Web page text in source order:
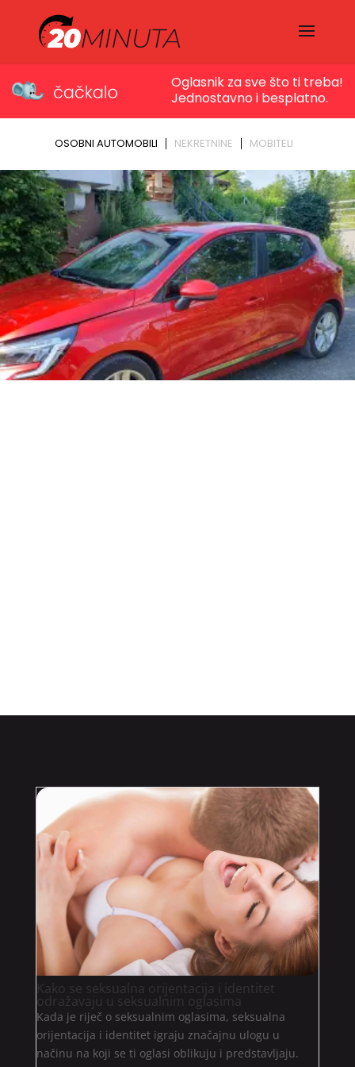
Kako se seksualna orijentacija i identitet
odražavaju u seksualnim oglasima
Kada je riječ o seksualnim oglasima, seksualna
orijentacija i identitet igraju značajnu ulogu u
načinu na koji se ti oglasi oblikuju i predstavljaju.